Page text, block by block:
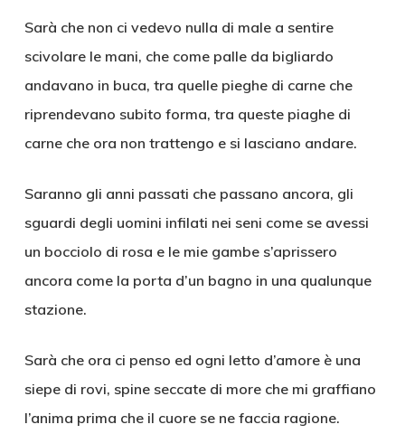
Sarà che non ci vedevo nulla di male a sentire
scivolare le mani, che come palle da bigliardo
andavano in buca, tra quelle pieghe di carne che
riprendevano subito forma, tra queste piaghe di
carne che ora non trattengo e si lasciano andare.
Saranno gli anni passati che passano ancora, gli
sguardi degli uomini infilati nei seni come se avessi
un bocciolo di rosa e le mie gambe s’aprissero
ancora come la porta d’un bagno in una qualunque
stazione.
Sarà che ora ci penso ed ogni letto d’amore è una
siepe di rovi, spine seccate di more che mi graffiano
l’anima prima che il cuore se ne faccia ragione.